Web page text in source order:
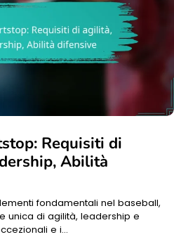
Requisiti di
Abilità
fondamentali nel baseball,
unica di agilità, leadership e
e i…